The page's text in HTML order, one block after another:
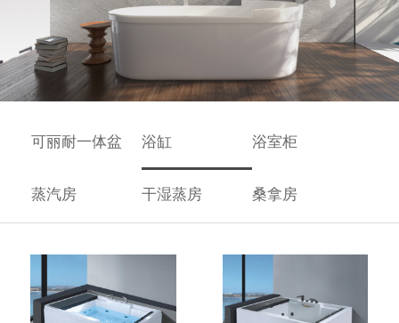
可丽耐一体盆 浴缸 浴室柜
蒸汽房 干湿蒸房 桑拿房